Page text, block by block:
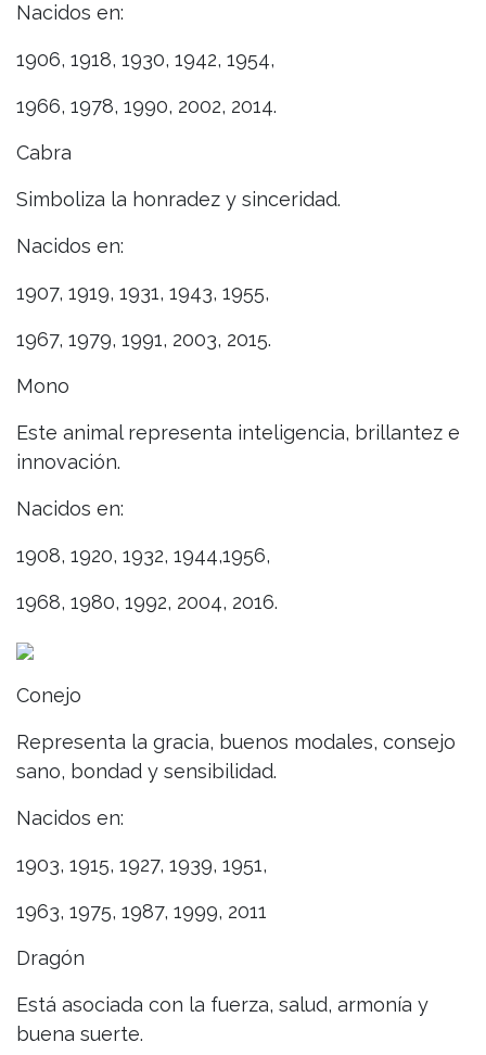
Nacidos en:
1906, 1918, 1930, 1942, 1954,
1966, 1978, 1990, 2002, 2014.
Cabra
Simboliza la honradez y sinceridad.
Nacidos en:
1907, 1919, 1931, 1943, 1955,
1967, 1979, 1991, 2003, 2015.
Mono
Este animal representa inteligencia, brillantez e
innovación.
Nacidos en:
1908, 1920, 1932, 1944,1956,
1968, 1980, 1992, 2004, 2016.
Conejo
Representa la gracia, buenos modales, consejo
sano, bondad y sensibilidad.
Nacidos en:
1903, 1915, 1927, 1939, 1951,
1963, 1975, 1987, 1999, 2011
Dragón
Está asociada con la fuerza, salud, armonía y
buena suerte.